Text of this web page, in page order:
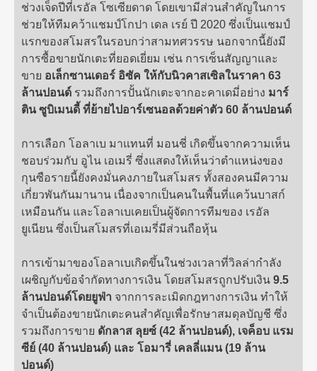
ช่วงเจ็ดปีที่เรอัล โซเซียดาด โดยเขามีส่วนสำคัญในการ
ช่วยให้ทีมคว้าแชมป์โกปา เดล เรย์ ปี 2020 ซึ่งเป็นแชมป์
แรกของสโมสรในรอบกว่าสามทศวรรษ นอกจากนี้ยังมี
การซื้อขายนักเตะที่ยอดเยี่ยม เช่น การเซ็นสัญญาและ
ขาย อเล็กซานเดอร์ อิซัค ให้กับนิวคาสเซิลในราคา 63
ล้านปอนด์ รวมถึงการปั้นนักเตะจากอะคาเดมี่อย่าง มาร์
ติน ซูบิเมนดี้ ที่ย้ายไปอาร์เซนอลด้วยค่าตัว 60 ล้านปอนด์
การเลือก โอลาเบ มาแทนที่ มอนชี่ เกิดขึ้นจากความเห็น
ชอบร่วมกับ อูไน เอเมรี่ ซึ่งแสดงให้เห็นว่าตำแหน่งของ
กุนซือรายนี้ยังคงมั่นคงภายในสโมสร ทั้งสองคนมีความ
เกี่ยวพันกันมานาน เนื่องจากเป็นคนในพื้นที่แคว้นบาสก์
เหมือนกัน และโอลาเบเคยเป็นผู้จัดการทีมของ เรอัล
ยูเนียน ซึ่งเป็นสโมสรที่เอเมรี่มีส่วนถือหุ้น
การเข้ามาของโอลาเบเกิดขึ้นในช่วงเวลาที่วิลล่ากำลัง
เผชิญกับข้อจำกัดทางการเงิน โดยสโมสรถูกปรับเงิน 9.5
ล้านปอนด์โดยยูฟ่า จากการละเมิดกฎทางการเงิน ทำให้
จำเป็นต้องขายนักเตะคนสำคัญเพื่อรักษาสมดุลบัญชี ซึ่ง
รวมถึงการขาย ดักลาส ลุยซ์ (42 ล้านปอนด์), เจค็อบ แรม
ซีย์ (40 ล้านปอนด์) และ โอมารี่ เคลลี่แมน (19 ล้าน
ปอนด์)